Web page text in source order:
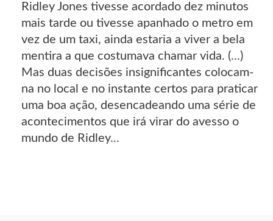
Ridley Jones tivesse acordado dez minutos
mais tarde ou tivesse apanhado o metro em
vez de um taxi, ainda estaria a viver a bela
mentira a que costumava chamar vida. (...)
Mas duas decisões insignificantes colocam-
na no local e no instante certos para praticar
uma boa ação, desencadeando uma série de
acontecimentos que irá virar do avesso o
mundo de Ridley...